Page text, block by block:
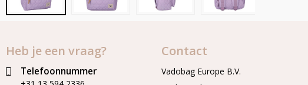
Heb je een vraag?
Telefoonnummer
Contact
Vadobag Europe B.V.